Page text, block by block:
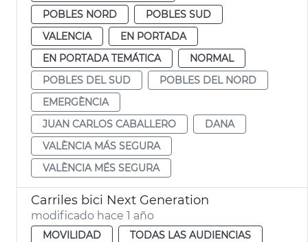
POBLES NORD
POBLES SUD
VALENCIA
EN PORTADA
EN PORTADA TEMÁTICA
NORMAL
POBLES DEL SUD
POBLES DEL NORD
EMERGÈNCIA
JUAN CARLOS CABALLERO
DANA
VALÈNCIA MÁS SEGURA
VALÈNCIA MÉS SEGURA
Carriles bici Next Generation
modificado hace 1 año
MOVILIDAD
TODAS LAS AUDIENCIAS